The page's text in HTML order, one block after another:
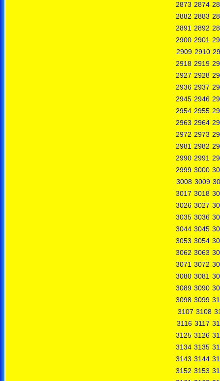
2873 2874
2882 2883
2891 2892
2900 2901
2909 2910
2918 2919
2927 2928
2936 2937
2945 2946
2954 2955
2963 2964
2972 2973
2981 2982
2990 2991
2999 3000
3008 3009
3017 3018
3026 3027
3035 3036
3044 3045
3053 3054
3062 3063
3071 3072
3080 3081
3089 3090
3098 3099
3107 3108
3116 3117
3125 3126
3134 3135
3143 3144
3152 3153